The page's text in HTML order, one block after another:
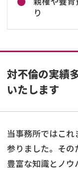
り
対不倫の実績
いたします
当事務所ではこれ
参りました。その
豊富な知識とノウ